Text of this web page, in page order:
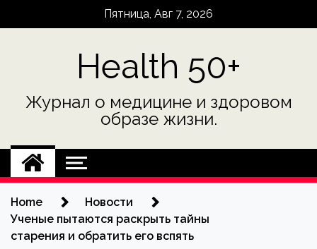
Пятница, Авг 7, 2026
Health 50+
Журнал о медицине и здоровом
образе жизни.
Home
Новости
Ученые пытаются раскрыть тайны
старения и обратить его вспять